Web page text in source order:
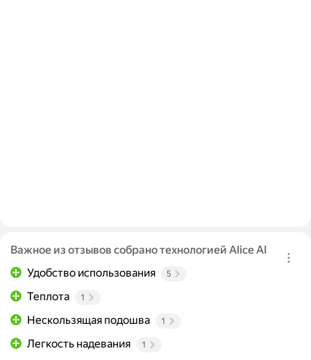
Важное из отзывов собрано технологией Alice AI
Удобство использования
5
Теплота 1
Нескользящая подошва 1
Легкость надевания 1